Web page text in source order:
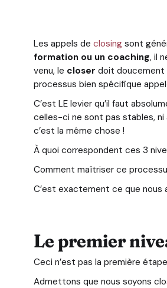
Les appels de closingsont
formation ou un coaching, il
venu, le closer doit doucement
processus bien spécifique
C’est LE levier qu’il faut
celles-ci ne sont pas stables,
c’est la même chose !
À quoi correspondent ces 3
Comment maîtriser ce
C’est exactement ce que nous
Le premier
Ceci n’est pas la première étape
Admettons que nous soyons